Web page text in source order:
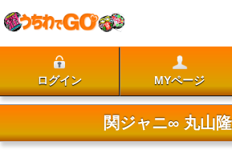
ログイン MYページ
関ジャニ∞ 丸山